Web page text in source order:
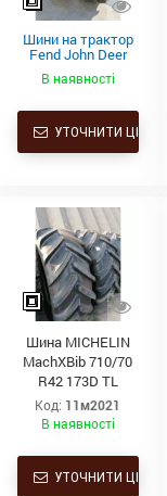
Шини на трактор
Fend John Deer
600/70R34 та
710/75R42
Michelin
В наявності
УТОЧНИТИ ЦІНУ
Шина MICHELIN
MachXBib 710/70
R42 173D TL
Код: 11м2021
В наявності
УТОЧНИТИ ЦІНУ